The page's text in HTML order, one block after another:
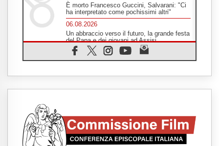
È morto Francesco Guccini, Salvarani: "Ci
ha interpretato come pochissimi altri"
06.08.2026
Un abbraccio verso il futuro, la grande festa
del Papa e dei giovani ad Assisi
06.08.2026
Il grazie dei giovani al Papa: "Oggi ci
Leone XIV: la rivoluzione del Vangelo
06.08.2026
Fra Marco Vianelli: alla scuola di san
Francesco per imparare il Vangelo della
pace